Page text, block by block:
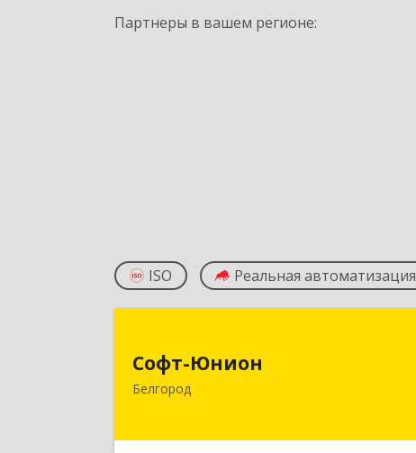
Партнеры в вашем регионе:
ISO Реальная автоматизация
Софт-Юнион
Белгород
308014, Белгородская обл, Белгород г,
Подробнее